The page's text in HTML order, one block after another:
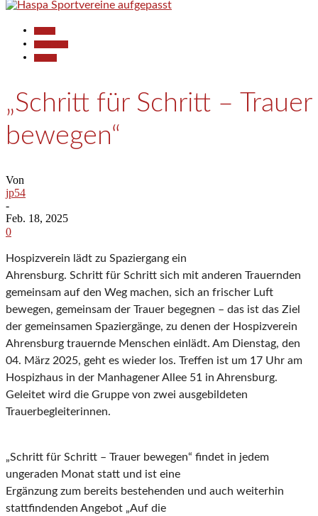
„Schritt für Schritt – Trauer
bewegen“
Von
jp54
-
Feb. 18, 2025
0
Hospizverein lädt zu Spaziergang ein
Ahrensburg. Schritt für Schritt sich mit anderen Trauernden
gemeinsam auf den Weg machen, sich an frischer Luft
bewegen, gemeinsam der Trauer begegnen – das ist das Ziel
der gemeinsamen Spaziergänge, zu denen der Hospizverein
Ahrensburg trauernde Menschen einlädt. Am Dienstag, den
04. März 2025, geht es wieder los. Treffen ist um 17 Uhr am
Hospizhaus in der Manhagener Allee 51 in Ahrensburg.
Geleitet wird die Gruppe von zwei ausgebildeten
Trauerbegleiterinnen.
„Schritt für Schritt – Trauer bewegen“ findet in jedem
ungeraden Monat statt und ist eine
Ergänzung zum bereits bestehenden und auch weiterhin
stattfindenden Angebot „Auf die